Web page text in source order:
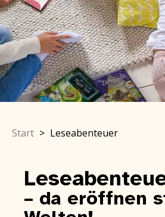
Start > Leseabenteuer
– da eröffnen